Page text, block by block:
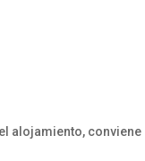
alojamiento, conviene